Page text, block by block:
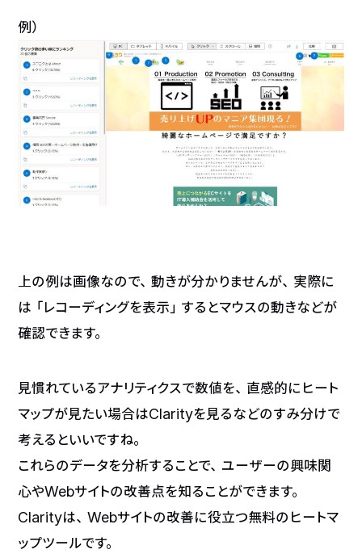
例）
上の例は画像なので、動きが分かりませんが、実際に
は「レコーディングを表示」するとマウスの動きなどが
確認できます。
見慣れているアナリティクスで数値を、直感的にヒート
マップが見たい場合はClarityを見るなどのすみ分けで
考えるといいですね。
これらのデータを分析することで、ユーザーの興味関
心やWebサイトの改善点を知ることができます。
Clarityは、Webサイトの改善に役立つ無料のヒートマ
ップツールです。